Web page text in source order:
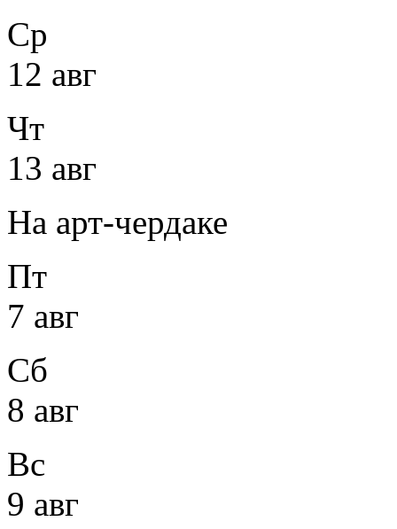
Ср
12 авг
Чт
13 авг
На арт-чердаке
Пт
7 авг
Сб
8 авг
Вс
9 авг